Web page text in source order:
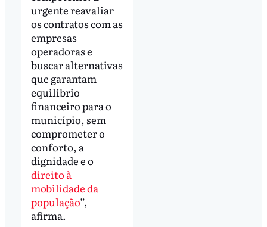
urgente reavaliar
os contratos com as
empresas
operadoras e
buscar alternativas
que garantam
equilíbrio
financeiro para o
município, sem
comprometer o
conforto, a
dignidade e o
direito à
mobilidade da
população”,
afirma.